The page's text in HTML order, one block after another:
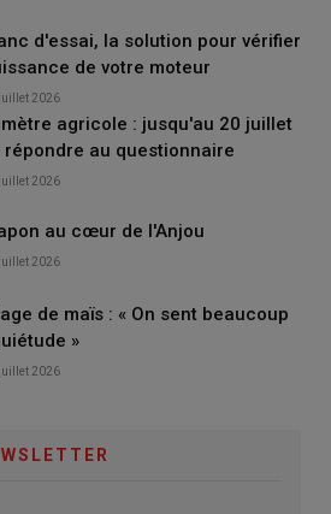
d'essai, la solution pour vérifier
de votre moteur
2026
agricole : jusqu'au 20 juillet
répondre au questionnaire
2026
au cœur de l'Anjou
2026
de maïs : « On sent beaucoup
»
2026